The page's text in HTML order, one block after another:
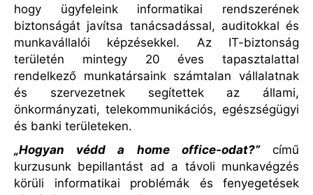
hogy ügyfeleink informatikai rendszerének
biztonságát javítsa tanácsadással, auditokkal és
munkavállalói képzésekkel. Az IT-biztonság
területén mintegy 20 éves tapasztalattal
rendelkező munkatársaink számtalan vállalatnak
és szervezetnek segítettek az állami,
önkormányzati, telekommunikációs, egészségügyi
és banki területeken.
„Hogyan védd a home office-odat?”című
kurzusunk bepillantást ad a távoli munkavégzés
körüli informatikai problémák és fenyegetések